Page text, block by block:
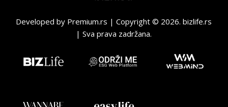
Developed by Premium.rs | Copyright © 2026.bizlife.rs
| Sva prava zadržana.